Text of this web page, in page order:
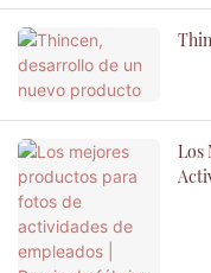
Los